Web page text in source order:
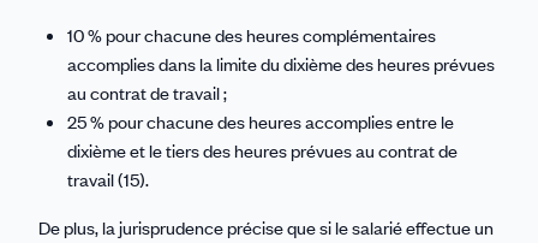
10 % pour chacune des heures complémentaires
accomplies dans la limite du dixième des heures prévues
au contrat de travail ;
25 % pour chacune des heures accomplies entre le
dixième et le tiers des heures prévues au contrat de
travail (15).
De plus, la jurisprudence précise que si le salarié effectue un